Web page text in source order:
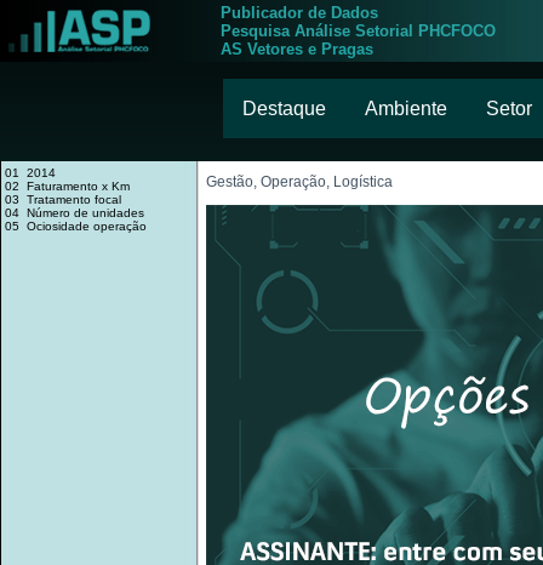
Publicador de Dados
Pesquisa Análise Setorial PHCFOCO
AS Vetores e Pragas
Destaque Ambiente Setor
01 2014
02 Faturamento x Km
03 Tratamento focal
04 Número de unidades
05 Ociosidade operação
Gestão, Operação, Logística